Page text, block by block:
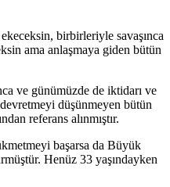
birbirleriyle savaşınca
ama anlaşmaya giden bütün
ve günümüzde de iktidarı ve
düşünmeyen bütün
referans alınmıştır.
başarsa da Büyük
Henüz 33 yaşındayken